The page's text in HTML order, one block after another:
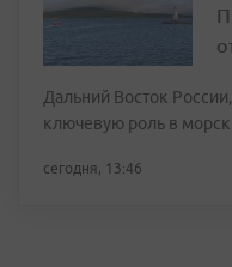
Дальний Восток
ключевую роль в
сегодня, 13:46